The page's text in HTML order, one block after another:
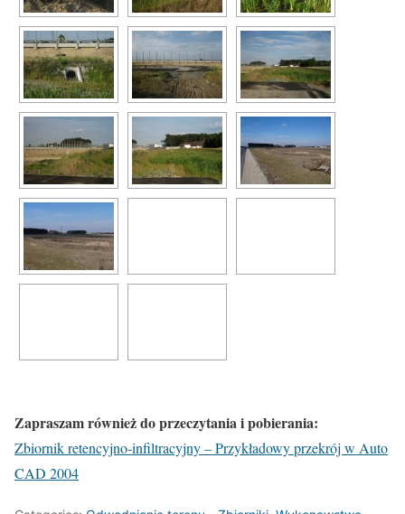
Zapraszam również do przeczytania i pobierania:
Zbiornik retencyjno-infiltracyjny – Przykładowy przekrój w Auto
CAD 2004